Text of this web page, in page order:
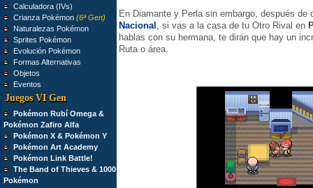
Calculadora (IVs)
Crianza Pokémon (6ª Gen)
Naturalezas Pokémon
Sprites Pokémon
Evolución Pokémon
Formas Alternativas
Objetos
Eventos
Juegos VI Gen
Pokémon Rubí Omega &
Pokémon Zafiro Alfa
Pokémon X & Pokémon Y
Pokémon Art Academy
Pokémon Link Battle!
The Band of Thieves & 1000
Pokémon
En Diamante y Perla sin embargo, después
Nacional , si vas a la casa de tu Otro Rival en
hablas con su hermana, te dirán que hay un
Ruta o área.